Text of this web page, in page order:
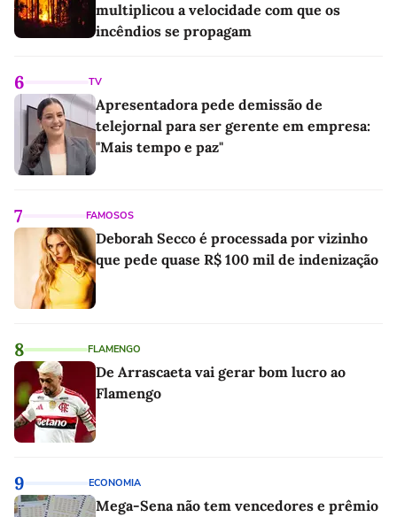
multiplicou a velocidade com que os
incêndios se propagam
6 TV
Apresentadora pede demissão de
telejornal para ser gerente em empresa:
"Mais tempo e paz"
7 FAMOSOS
Deborah Secco é processada por vizinho
que pede quase R$ 100 mil de indenização
8 FLAMENGO
De Arrascaeta vai gerar bom lucro ao
Flamengo
9 ECONOMIA
Mega-Sena não tem vencedores e prêmio